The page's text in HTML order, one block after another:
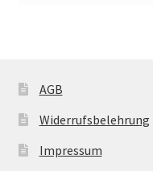
AGB
Widerrufsbelehrung
Impressum